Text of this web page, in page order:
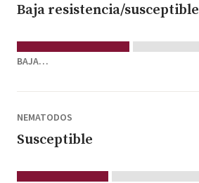
Baja resistencia/susceptible
BAJA
NEMATODOS
Susceptible